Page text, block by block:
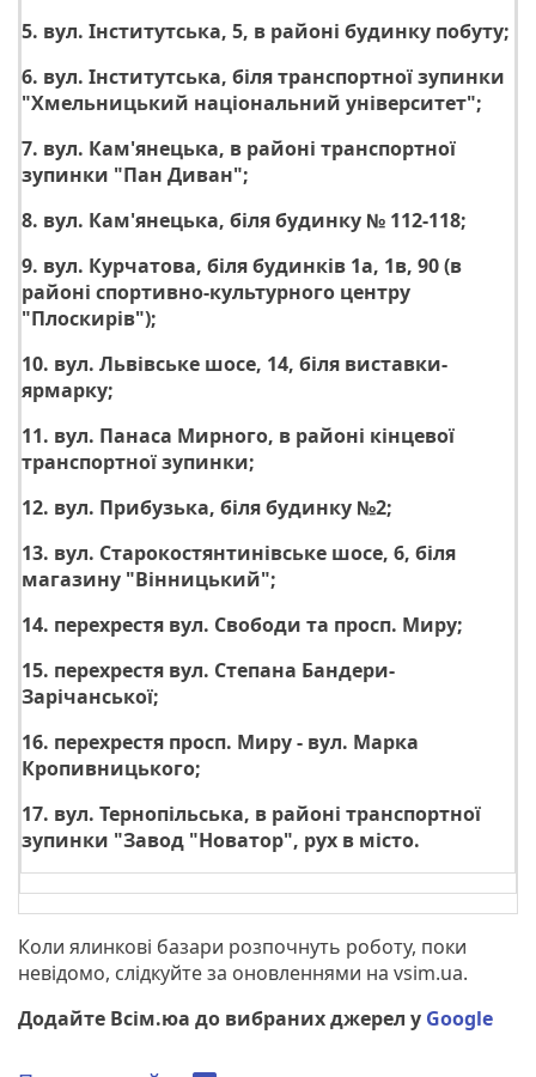
5. вул. Інститутська, 5, в районі будинку побуту;
6. вул. Інститутська, біля транспортної зупинки
"Хмельницький національний університет";
7. вул. Кам'янецька, в районі транспортної
зупинки "Пан Диван";
8. вул. Кам'янецька, біля будинку № 112-118;
9. вул. Курчатова, біля будинків 1а, 1в, 90 (в
районі спортивно-культурного центру
"Плоскирів");
10. вул. Львівське шосе, 14, біля виставки-
ярмарку;
11. вул. Панаса Мирного, в районі кінцевої
транспортної зупинки;
12. вул. Прибузька, біля будинку №2;
13. вул. Старокостянтинівське шосе, 6, біля
магазину "Вінницький";
14. перехрестя вул. Свободи та просп. Миру;
15. перехрестя вул. Степана Бандери-
Зарічанської;
16. перехрестя просп. Миру - вул. Марка
Кропивницького;
17. вул. Тернопільська, в районі транспортної
зупинки "Завод "Новатор", рух в місто.
Коли ялинкові базари розпочнуть роботу, поки
невідомо, слідкуйте за оновленнями на vsim.ua.
Додайте Всім.юа до вибраних джерел у Google